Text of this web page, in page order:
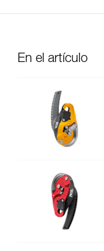
En el artículo